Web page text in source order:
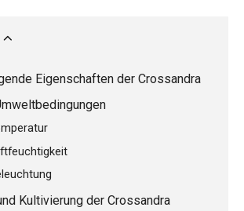
Eigenschaften der Crossandra
Kultivierung der Crossandra